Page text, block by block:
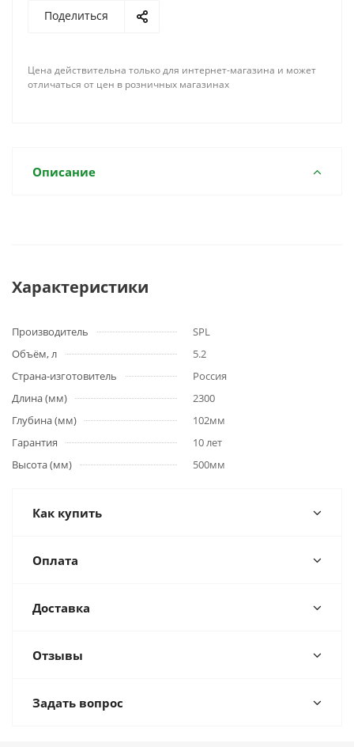
Поделиться
Цена действительна только для интернет-магазина и может
отличаться от цен в розничных магазинах
Описание
Характеристики
Производитель
SPL
Объём, л
5.2
Страна-изготовитель
Россия
Длина (мм)
2300
Глубина (мм)
102мм
Гарантия
10 лет
Высота (мм)
500мм
Как купить
Оплата
Доставка
Отзывы
Задать вопрос